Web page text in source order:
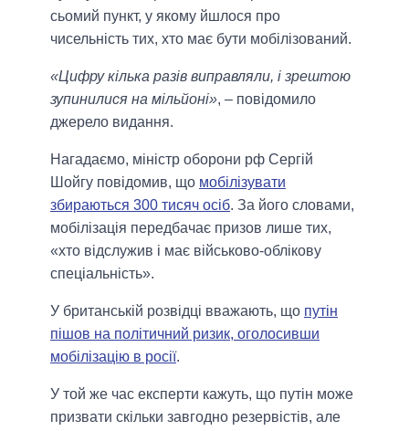
сьомий пункт, у якому йшлося про
чисельність тих, хто має бути мобілізований.
«Цифру кілька разів виправляли, і зрештою
зупинилися на мільйоні», – повідомило
джерело видання.
Нагадаємо, міністр оборони рф Сергій
Шойгу повідомив, що мобілізувати
збираються 300 тисяч осіб. За його словами,
мобілізація передбачає призов лише тих,
«хто відслужив і має військово-облікову
спеціальність».
У британській розвідці вважають, що путін
пішов на політичний ризик, оголосивши
мобілізацію в росії.
У той же час експерти кажуть, що путін може
призвати скільки завгодно резервістів, але